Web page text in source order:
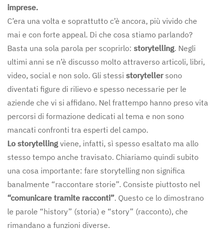
imprese.
C’era una volta e soprattutto c’è ancora, più vivido che
mai e con forte appeal. Di che cosa stiamo parlando?
Basta una sola parola per scoprirlo: storytelling. Negli
ultimi anni se n’è discusso molto attraverso articoli, libri,
video, social e non solo. Gli stessi storytellersono
diventati figure di rilievo e spesso necessarie per le
aziende che vi si affidano. Nel frattempo hanno preso vita
percorsi di formazione dedicati al tema e non sono
mancati confronti tra esperti del campo.
Lo storytelling viene, infatti, sì spesso esaltato ma allo
stesso tempo anche travisato. Chiariamo quindi subito
una cosa importante: fare storytelling non significa
banalmente “raccontare storie”. Consiste piuttosto nel
“comunicare tramite racconti”. Questo ce lo dimostrano
le parole “history” (storia) e “story” (racconto), che
rimandano a funzioni diverse.